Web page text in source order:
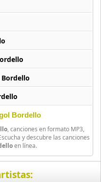
Bordello
, canciones en formato MP3,
y descubre las canciones
en línea.